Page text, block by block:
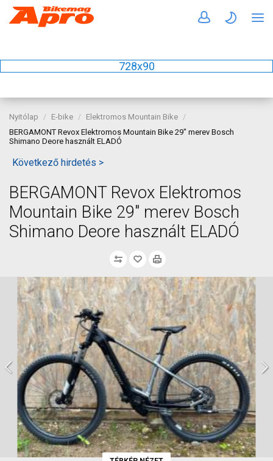
728x90
Nyitólap E-bike
Elektromos Mountain Bike
BERGAMONT Revox Elektromos Mountain Bike 29" merev Bosch
Shimano Deore használt ELADÓ
Következő hirdetés >
BERGAMONT Revox Elektromos
Mountain Bike 29" merev Bosch
Shimano Deore használt ELADÓ